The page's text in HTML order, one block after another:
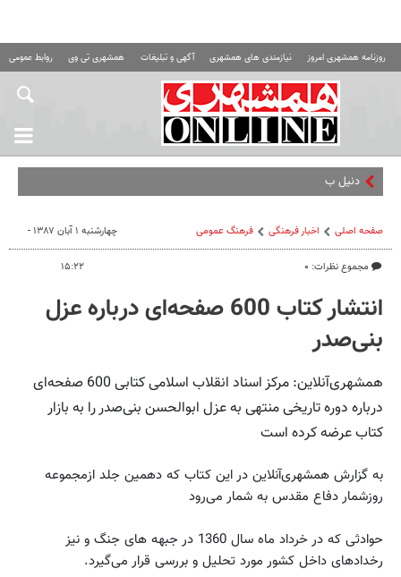
روزنامه همشهری امروز نیازمندی های همشهری آگهی و تبلیغات همشهری تی وی روابط عمومی
دنیل بی خیال پرسپ
صفحه اصلی اخبار فرهنگی فرهنگ عمومی
مجموع نظرات: ۰
چهارشنبه ۱ آبان ۱۳۸۷ -
۱۵:۲۲
انتشار کتاب 600 صفحه‌‌ای درباره عزل
بنی‌صدر
همشهری‌آنلاین: مرکز اسناد انقلاب اسلامی کتابی 600 صفحه‌ای
درباره دوره تاریخی منتهی به عزل ابوالحسن بنی‌صدر را به بازار
کتاب عرضه کرده است
به گزارش همشهری‌آنلاین در این کتاب که دهمین جلد ازمجموعه
روزشمار دفاع مقدس به شمار می‌رود
حوادثی که در خرداد ماه سال 1360 در جبهه های جنگ و نیز
رخدادهای داخل کشور مورد تحلیل و بررسی قرار می‌گیرد.